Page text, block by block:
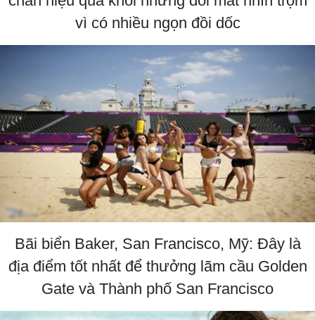
vì có nhiều ngọn đồi dốc
Bãi biển Baker, San Francisco, Mỹ: Đây là
địa điểm tốt nhất để thưởng lãm cầu Golden
Gate và Thành phố San Francisco